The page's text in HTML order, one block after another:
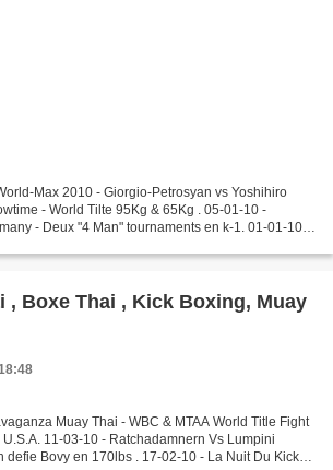
Max 2010 - Giorgio-Petrosyan vs Yoshihiro
- World Tilte 95Kg & 65Kg . 05-01-10 -
- Deux "4 Man" tournaments en k-1. 01-01-10 -
, Boxe Thai , Kick Boxing, Muay
Muay Thai - WBC & MTAA World Title Fight
11-03-10 - Ratchadamnern Vs Lumpini
defie Bovy en 170lbs . 17-02-10 - La Nuit Du Kick